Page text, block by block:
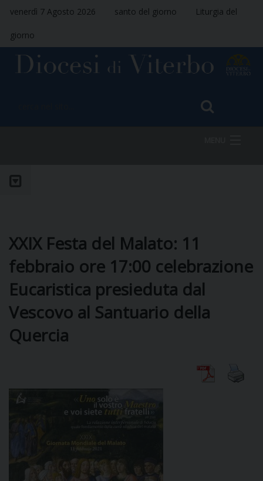
venerdì 7 Agosto 2026 santo del giorno Liturgia del
giorno
DIOCESI
CURIA
CLERO
PARROCCHIE
XXIX Festa del Malato: 11
febbraio ore 17:00 celebrazione
Eucaristica presieduta dal
Vescovo al Santuario della
Quercia